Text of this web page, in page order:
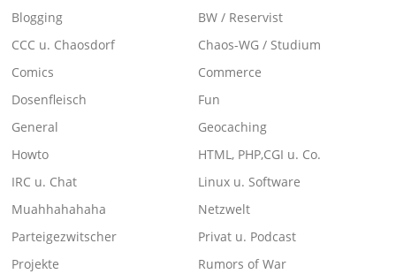
Blogging
BW / Reservist
CCC u. Chaosdorf
Chaos-WG / Studium
Comics
Commerce
Dosenfleisch
Fun
General
Geocaching
Howto
HTML, PHP,CGI u. Co.
IRC u. Chat
Linux u. Software
Muahhahahaha
Netzwelt
Parteigezwitscher
Privat u. Podcast
Projekte
Rumors of War